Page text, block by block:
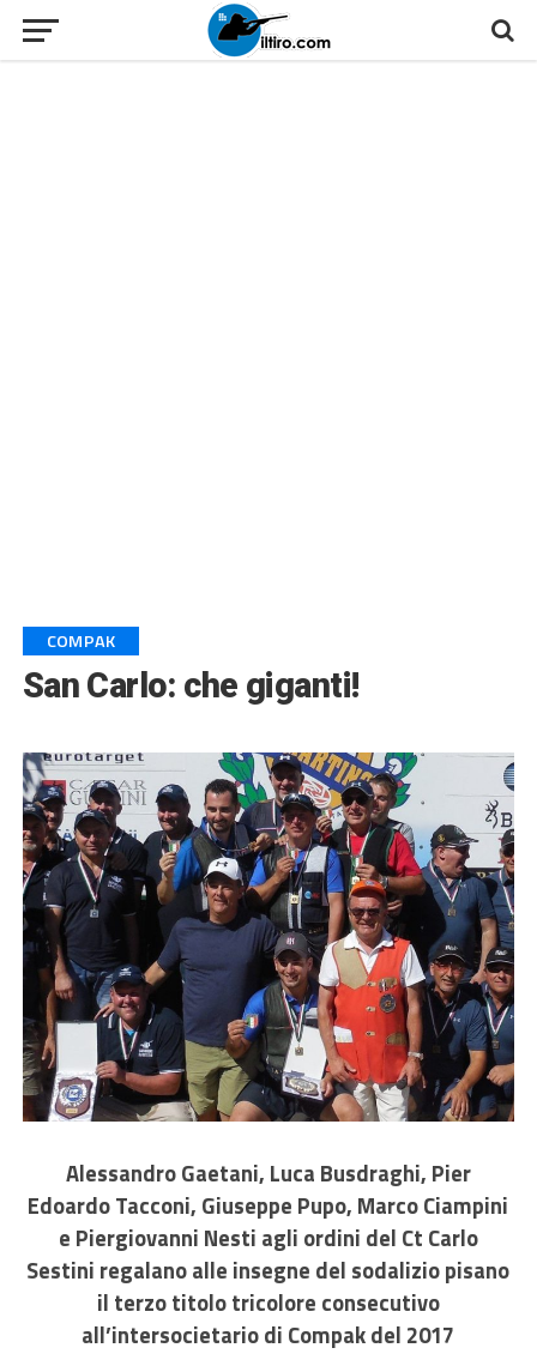
COMPAK
San Carlo: che giganti!
Alessandro Gaetani, Luca Busdraghi, Pier
Edoardo Tacconi, Giuseppe Pupo, Marco Ciampini
e Piergiovanni Nesti agli ordini del Ct Carlo
Sestini regalano alle insegne del sodalizio pisano
il terzo titolo tricolore consecutivo
all’intersocietario di Compak del 2017